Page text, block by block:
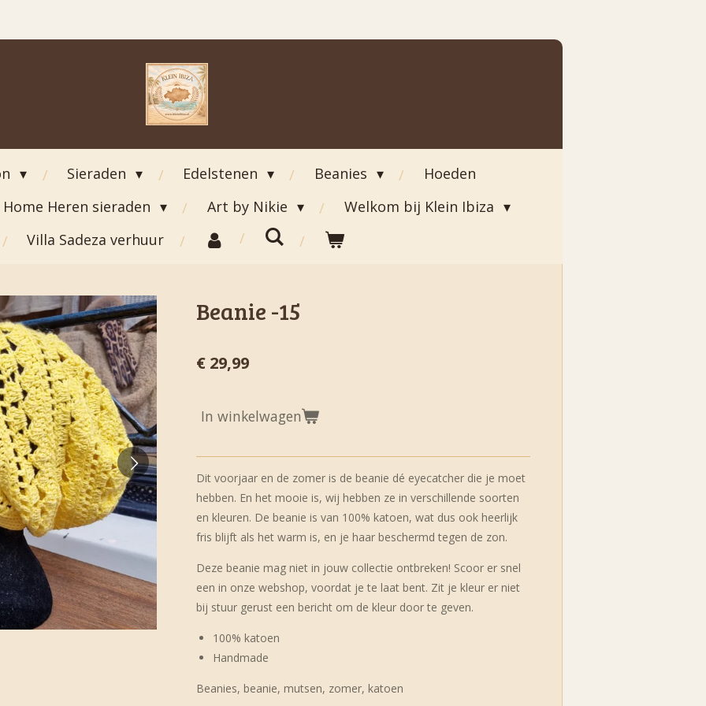
Sieraden Edelstenen Beanies
Hoeden
Home Heren sieraden Art by Nikie
Welkom bij Klein Ibiza
Villa Sadeza verhuur
Beanie -15
€ 29,99
In winkelwagen
Dit voorjaar en de zomer is de beanie dé eyecatcher die je moet
hebben. En het mooie is, wij hebben ze in verschillende soorten
en kleuren. De beanie is van 100% katoen, wat dus ook heerlijk
fris blijft als het warm is, en je haar beschermd tegen de zon.
Deze beanie mag niet in jouw collectie ontbreken! Scoor er snel
een in onze webshop, voordat je te laat bent. Zit je kleur er niet
bij stuur gerust een bericht om de kleur door te geven.
100% katoen
Handmade
Beanies, beanie, mutsen, zomer, katoen